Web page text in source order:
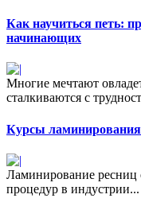
Как научиться петь:
начинающих
Многие мечтают
сталкиваются с
Курсы ламинирования
Ламинирование ресниц
процедур в индустрии...